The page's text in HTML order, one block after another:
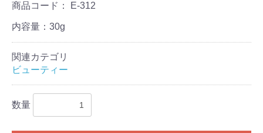
商品コード： E-312
内容量：30g
関連カテゴリ
ビューティー
数量